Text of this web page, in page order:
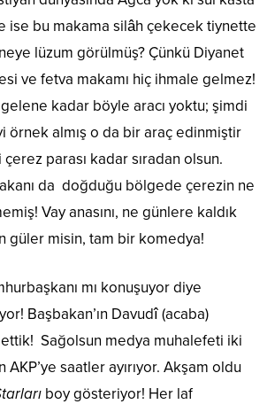
ise bu makama silâh çekecek tiynette
lüzum görülmüş? Çünkü Diyanet
ve fetva makamı hiç ihmale gelmez!
gelene kadar böyle aracı yoktu; şimdi
örnek almış o da bir araç edinmiştir
parası kadar sıradan olsun.
da doğduğu bölgede çerezin ne
Vay anasını, ne günlere kaldık
güler misin, tam bir komedya!
mı konuşuyor diye
Başbakan’ın Davudî (acaba)
Sağolsun medya muhalefeti iki
saatler ayırıyor. Akşam oldu
boy gösteriyor! Her laf